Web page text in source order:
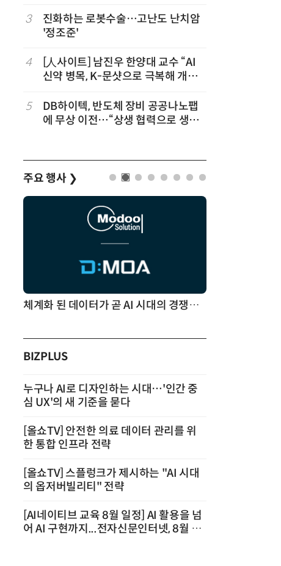
3
진화하는 로봇수술…고난도 난치암
'정조준'
4
[人사이트] 남진우 한양대 교수 “AI
신약 병목, K-문샷으로 극복해 개발
5
DB하이텍, 반도체 장비 공공나노팹
에 무상 이전…“상생 협력으로 생태
주요 행사 ❯
체계화 된 데이터가 곧 AI 시대의 경쟁력이다
BIZPLUS
누구나 AI로 디자인하는 시대…'인간 중
심 UX'의 새 기준을 묻다
[올쇼TV] 안전한 의료 데이터 관리를 위
한 통합 인프라 전략
[올쇼TV] 스플렁크가 제시하는 "AI 시대
의 옵저버빌리티" 전략
[AI네이티브 교육 8월 일정] AI 활용을 넘
어 AI 구현까지...전자신문인터넷, 8월 실